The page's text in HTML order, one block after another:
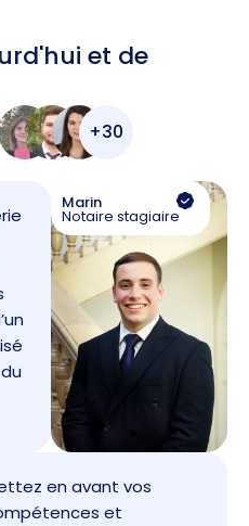
et de
+30
Marin
Notaire stagiaire
en avant vos
et